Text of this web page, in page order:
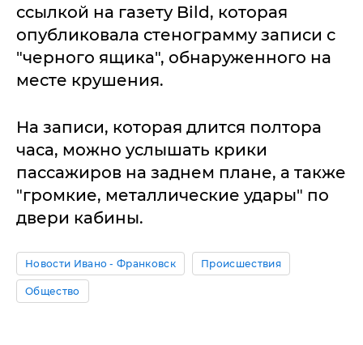
ссылкой на газету Bild, которая
опубликовала стенограмму записи с
"черного ящика", обнаруженного на
месте крушения.
На записи, которая длится полтора
часа, можно услышать крики
пассажиров на заднем плане, а также
"громкие, металлические удары" по
двери кабины.
Новости Ивано - Франковск Происшествия
Общество